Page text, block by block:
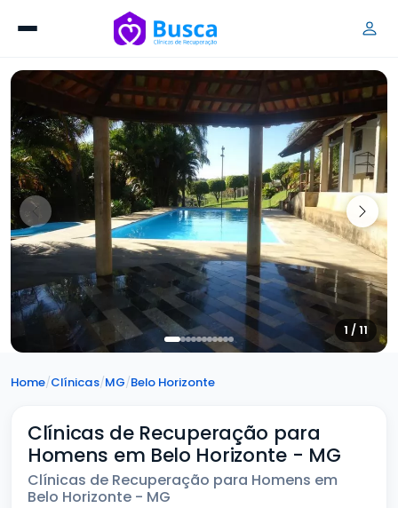
1 / 11
Home/Clínicas/MG/Belo Horizonte
Clínicas de Recuperação para
Homens em Belo Horizonte - MG
Clínicas de Recuperação para Homens em
Belo Horizonte - MG